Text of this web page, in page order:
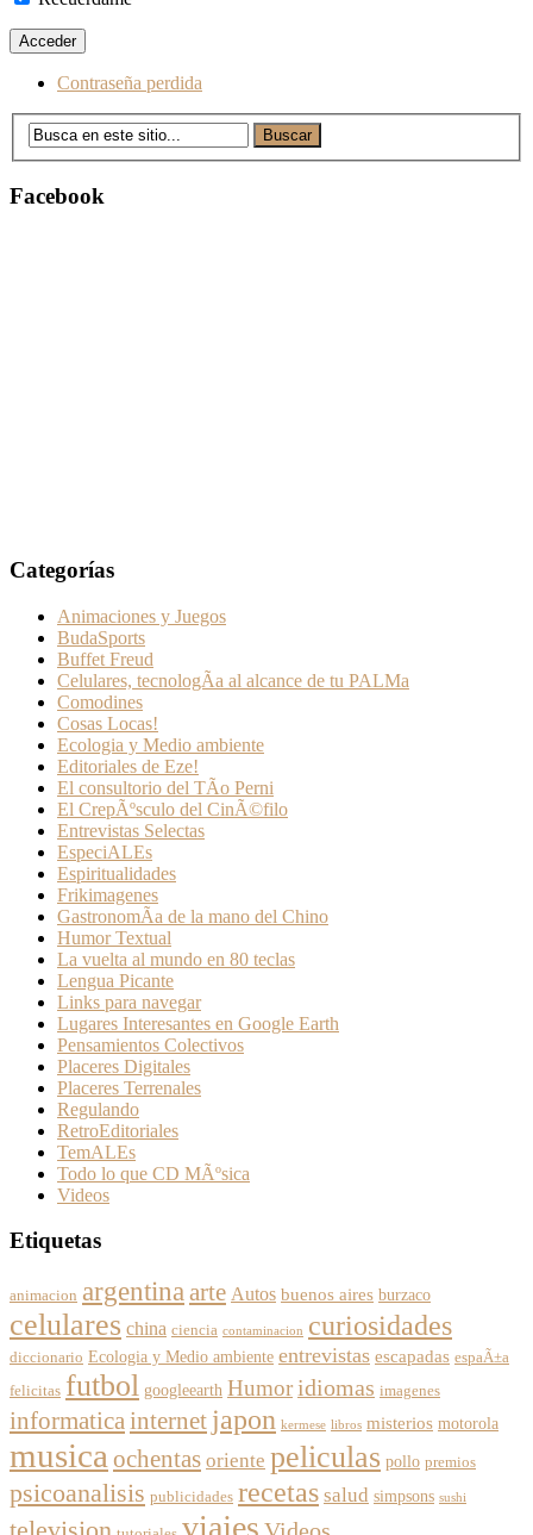
Contraseña perdida
Facebook
Categorías
Animaciones y Juegos
BudaSports
Buffet Freud
Celulares, tecnologÃ­a al alcance de tu PALMa
Comodines
Cosas Locas!
Ecologia y Medio ambiente
Editoriales de Eze!
El consultorio del TÃ­o Perni
El CrepÃºsculo del CinÃ©filo
Entrevistas Selectas
EspeciALEs
Espiritualidades
Frikimagenes
GastronomÃ­a de la mano del Chino
Humor Textual
La vuelta al mundo en 80 teclas
Lengua Picante
Links para navegar
Lugares Interesantes en Google Earth
Pensamientos Colectivos
Placeres Digitales
Placeres Terrenales
Regulando
RetroEditoriales
TemALEs
Todo lo que CD MÃºsica
Videos
Etiquetas
animacion argentinaarte Autos buenos aires burzaco
celulares china ciencia contaminacion curiosidades
diccionario Ecologia y Medio ambiente entrevistas escapadas espaÃ±a
felicitas futbol googleearth Humor idiomas imagenes
informaticainternet japon kermese libros misterios motorola
musica ochentas oriente peliculas pollo premios
psicoanalisis publicidades recetas salud simpsons sushi
viajes